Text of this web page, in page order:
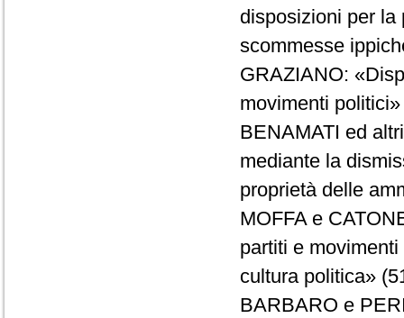
disposizioni per la
scommesse
GRAZIANO:
movimenti
BENAMATI ed
mediante la
proprietà delle
MOFFA e
partiti e
cultura politica»
BARBARO e